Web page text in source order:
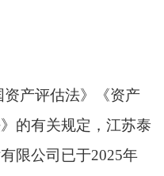
产评估法》《资产
的有关规定，江苏泰
限公司已于2025年